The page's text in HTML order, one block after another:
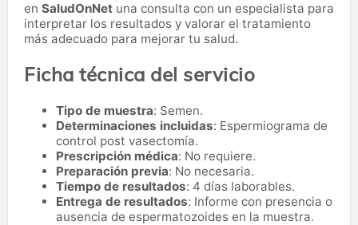
en SaludOnNet una consulta con un especialista para
interpretar los resultados y valorar el tratamiento
más adecuado para mejorar tu salud.
Ficha técnica del servicio
Tipo de muestra: Semen.
Determinaciones incluidas: Espermiograma de
control post vasectomía.
Prescripción médica: No requiere.
Preparación previa: No necesaria.
Tiempo de resultados: 4 días laborables.
Entrega de resultados: Informe con presencia o
ausencia de espermatozoides en la muestra.